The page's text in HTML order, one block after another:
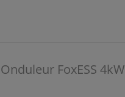
Onduleur FoxESS